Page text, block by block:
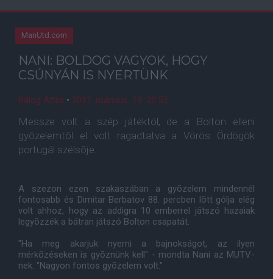
ManUtd.com
NANI: BOLDOG VAGYOK, HOGY
CSÚNYÁN IS NYERTÜNK
Balog Attila • 2011. március. 19. 20:53
Messze volt a szép játéktól, de a Bolton elleni
gyõzelemtõl el volt ragadtatva a Vörös Ördögök
portugál szélsõje.
A szezon ezen szakaszában a gyõzelem mindennél
fontosabb és Dimitar Berbatov 88. percben lõtt gólja elég
volt ahhoz, hogy az addigra 10 emberrel játszó hazaiak
legyõzzék a bátran játszó Bolton csapatát.
"Ha meg akarjuk nyerni a bajnokságot, az ilyen
mérkõzéseken is gyõznünk kell" - mondta Nani az MUTV-
nek. "Nagyon fontos gyõzelem volt."